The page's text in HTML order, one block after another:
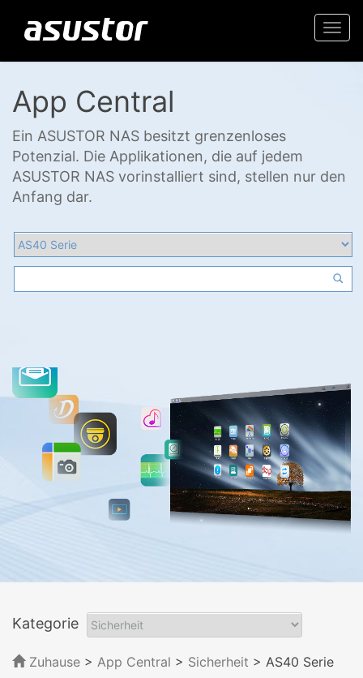
App Central
Ein ASUSTOR NAS besitzt grenzenloses
Potenzial. Die Applikationen, die auf jedem
ASUSTOR NAS vorinstalliert sind, stellen nur den
Anfang dar.
Kategorie
Zuhause > App Central > Sicherheit > AS40 Serie